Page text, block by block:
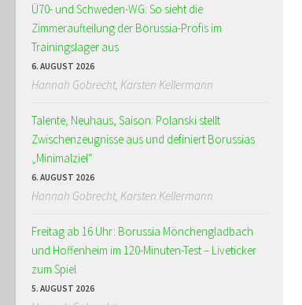
Ü70- und Schweden-WG: So sieht die
Zimmeraufteilung der Borussia-Profis im
Trainingslager aus
6. AUGUST 2026
Hannah Gobrecht, Karsten Kellermann
Talente, Neuhaus, Saison: Polanski stellt
Zwischenzeugnisse aus und definiert Borussias
„Minimalziel“
6. AUGUST 2026
Hannah Gobrecht, Karsten Kellermann
Freitag ab 16 Uhr: Borussia Mönchengladbach
und Hoffenheim im 120-Minuten-Test – Liveticker
zum Spiel
5. AUGUST 2026